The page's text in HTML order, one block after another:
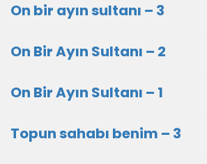
On bir ayın sultanı – 3
On Bir Ayın Sultanı – 2
On Bir Ayın Sultanı – 1
Topun sahabı benim – 3